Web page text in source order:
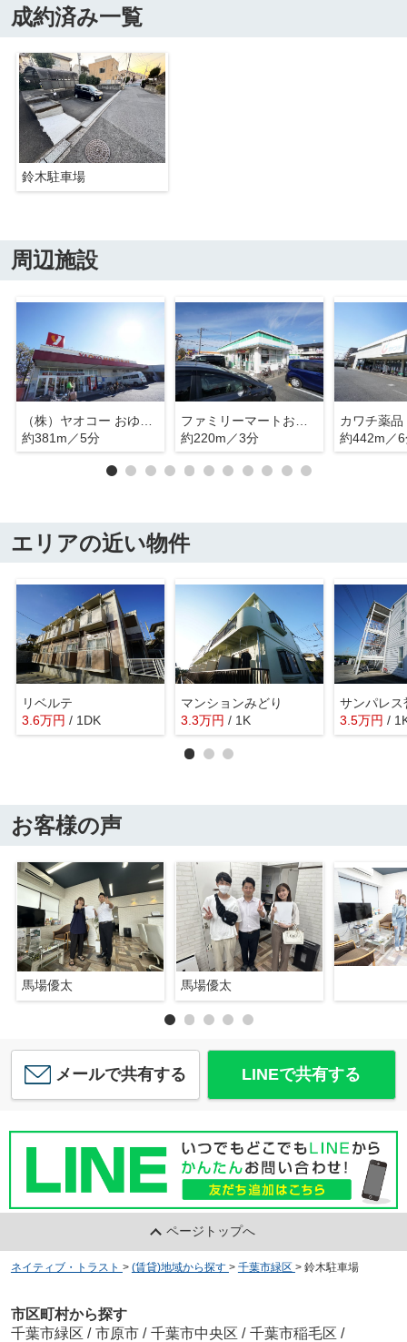
成約済み一覧
鈴木駐車場
周辺施設
約381m／5分
約220m／3分
カワチ薬
約442m／
エリアの近い物件
リベルテ
3.6万円 / 1DK
マンションみどり
3.3万円 / 1K
サンパレス
3.5万円 /
お客様の声
馬場優太 馬場優太
メールで共有する LINEで共有する
ページトップへ
ネイティブ・トラスト > (賃貸)地域から探す > 千葉市緑区 > 鈴木駐車場
市区町村から探す
千葉市緑区 / 市原市 / 千葉市中央区 / 千葉市稲毛区 /